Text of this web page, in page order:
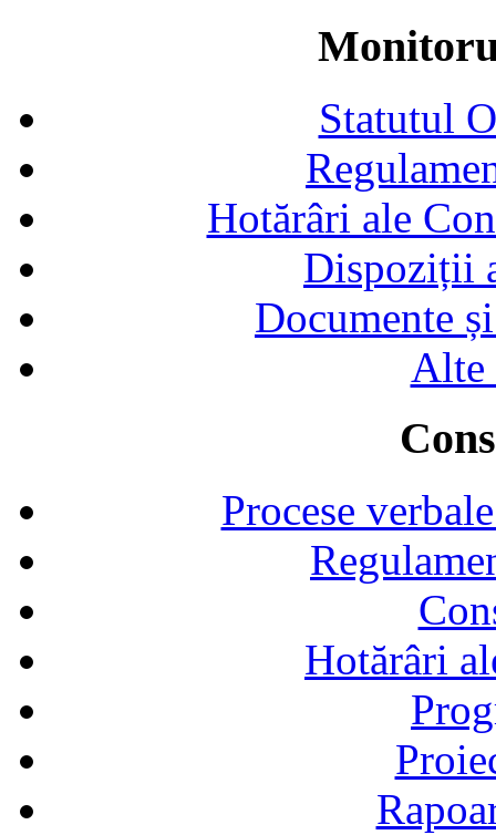
Statutul
Hotărâri ale
Dispoziții
Documente
Alte
Procese
Hotărâri